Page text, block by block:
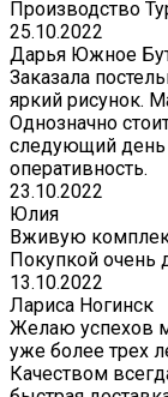
Производство
25.10.2022
Дарья Южное
Заказала
яркий рисунок.
Однозначно
следующий день
оперативность.
23.10.2022
Юлия
Вживую
Покупкой очень
13.10.2022
Лариса Ногинск
Желаю успехов
уже более трех
Качеством